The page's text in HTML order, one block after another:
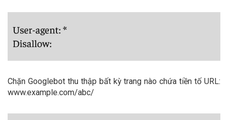
Chặn Googlebot thu thập bất kỳ trang nào chứa tiền tố URL:
www.example.com/abc/